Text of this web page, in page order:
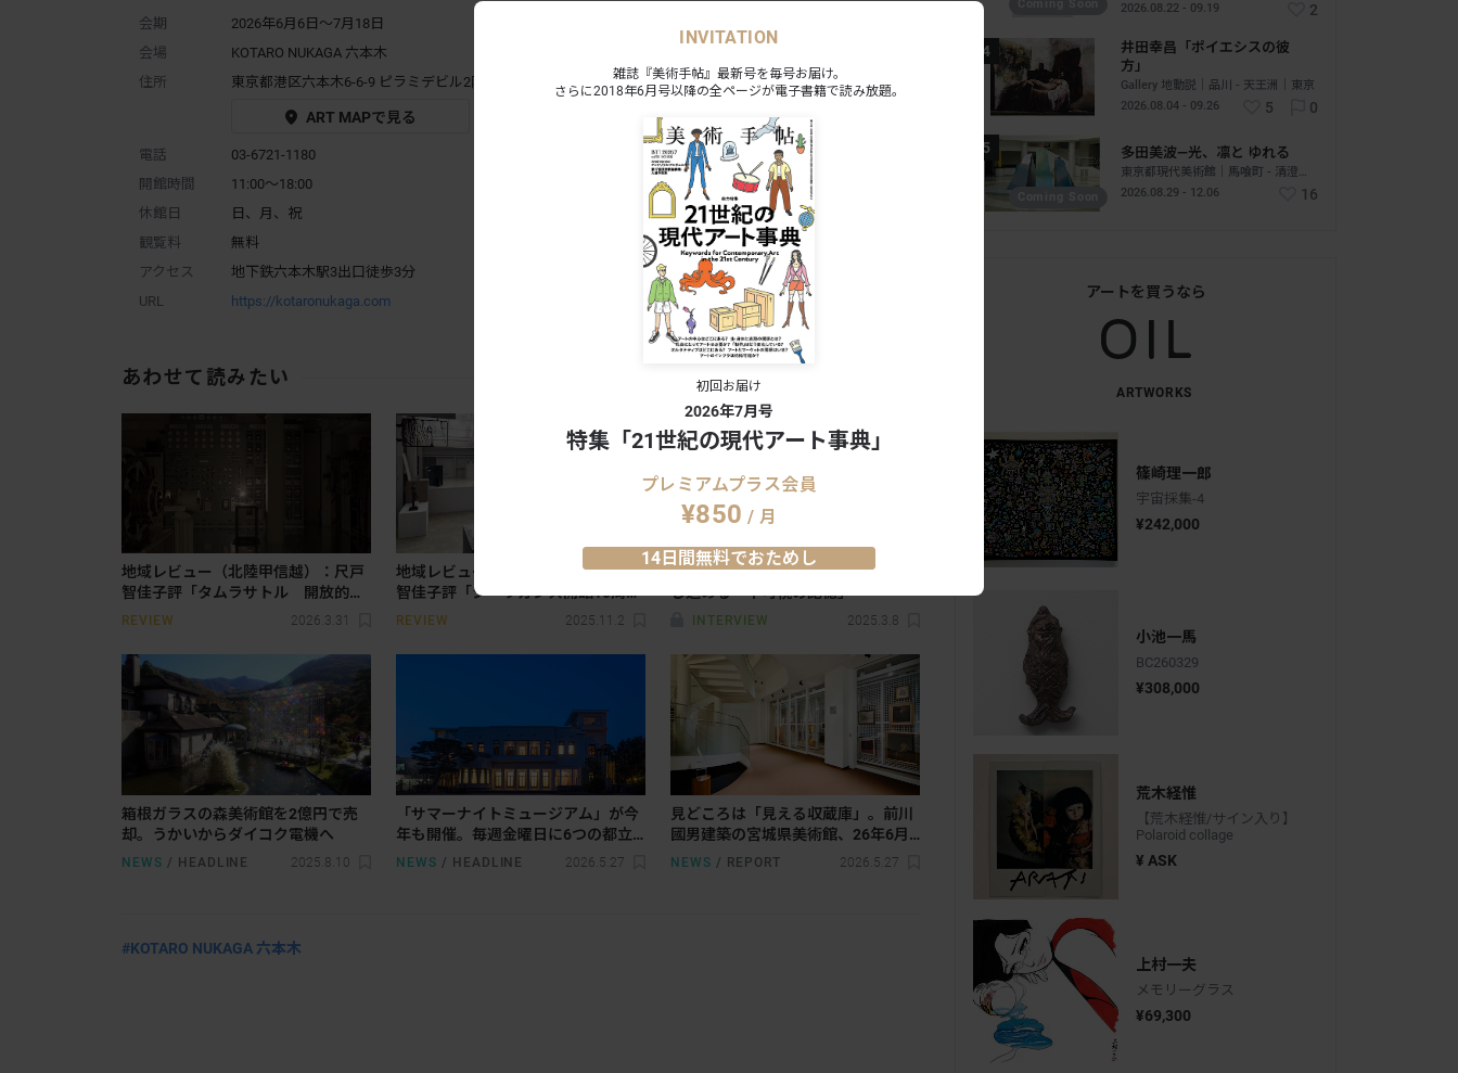
会期
2026年6月6日～7月18日
会場
KOTARO NUKAGA 六本木
住所
東京都港区六本木6-6-9 ピラミデビル2階
ART MAPで見る
電話
03-6721-1180
開館時間
11:00～18:00
休館日
日、月、祝
観覧料
無料
アクセス
地下鉄六本木駅3出口徒歩3分
URL
https://kotaronukaga.com
あわせて読みたい
地域レビュー（北陸甲信越）：尺戸
智佳子評「タムラサトル 開放的な
接点 発電所にて電気を浪費する」
代ガラス 1975-2025」（富山市ガラ
ス美術館）
REVIEW 2026.3.31
地域レビュー（北陸甲信越）：尺戸
智佳子評「シーラカンス開館10周年
武士郎の多相世界」（シーラカンス
ガラス−ゆれる呼吸−」（Gallery
REVIEW 2025.11.2
佐々木類インタビュー。ガラスに閉
じ込める「不可視の記憶」
INTERVIEW 2025.3.8
箱根ガラスの森美術館を2億円で売
却。うかいからダイコク電機へ
NEWS / HEADLINE 2025.8.10
「サマーナイトミュージアム」が今
年も開催。毎週金曜日に6つの都立
美術館・博物館・ギャラリーが夜間
NEWS / HEADLINE 2026.5.27
見どころは「見える収蔵庫」。前川
國男建築の宮城県美術館、26年6月
にリニューアルオープン
NEWS / REPORT 2026.5.27
#KOTARO NUKAGA 六本木
2026.08.22 - 09.19
2
井田幸昌「ポイエシスの彼
方」
Gallery 地動説｜品川 - 天王洲｜東京
2026.08.04 - 09.26
5 0
多田美波―光、凛と ゆれる
東京都現代美術館｜馬喰町 - 清澄白河｜東京
2026.08.29 - 12.06
16
アートを買うなら
ARTWORKS
篠崎理一郎
宇宙採集-4
¥242,000
小池一馬
BC260329
¥308,000
荒木経惟
【荒木経惟/サイン入り】
Polaroid collage
¥ ASK
上村一夫
メモリーグラス
¥69,300
INVITATION
雑誌『美術手帖』最新号を毎号お届け。
さらに2018年6月号以降の全ページが電子書籍で読み放題。
初回お届け
2026年7月号
特集「21世紀の現代アート事典」
プレミアムプラス会員
¥850 / 月
14日間無料でおためし